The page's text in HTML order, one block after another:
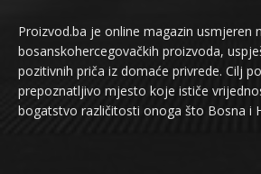
Proizvod.ba je online magazin usmjeren
bosanskohercegovačkih proizvoda,
pozitivnih priča iz domaće privrede. Cilj
prepoznatljivo mjesto koje ističe
bogatstvo različitosti onoga što Bosna i